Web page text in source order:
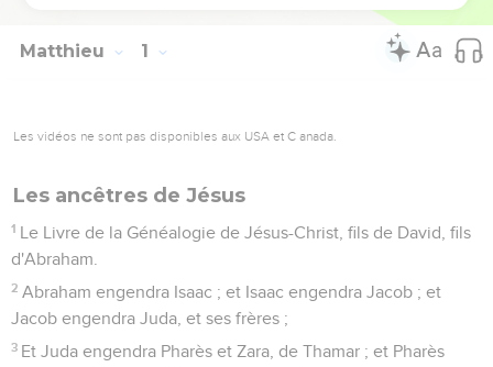
Matthieu 1
Les vidéos ne sont pas disponibles aux USA et C anada.
Les ancêtres de Jésus
1 Le Livre de la Généalogie de Jésus-Christ, fils de David, fils
d'Abraham.
2 Abraham engendra Isaac ; et Isaac engendra Jacob ; et
Jacob engendra Juda, et ses frères ;
3 Et Juda engendra Pharès et Zara, de Thamar ; et Pharès